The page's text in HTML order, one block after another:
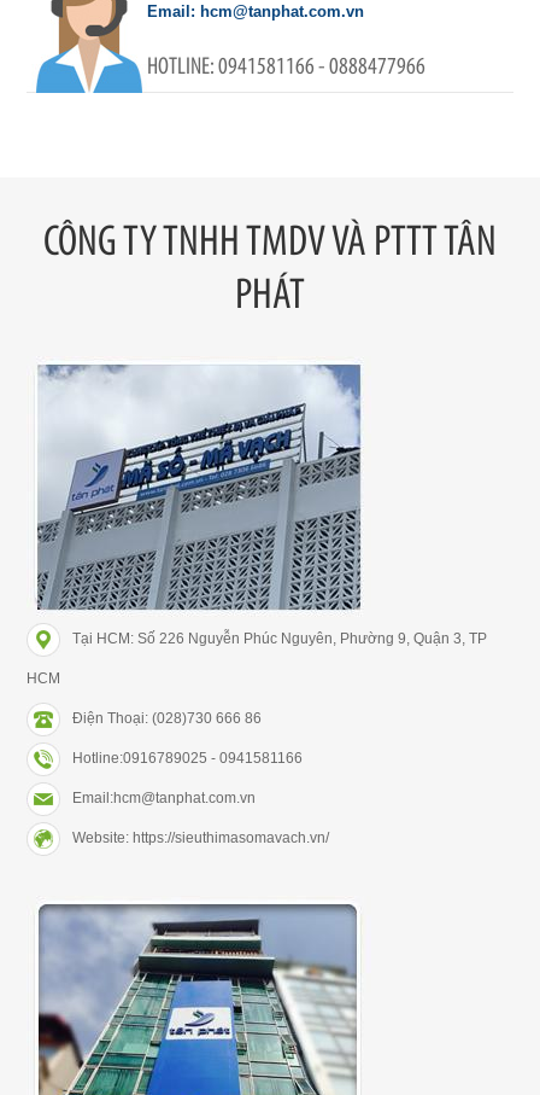
0941581166 - 0888477966
hcm@tanphat.com.vn
CÔNG TY TNHH TMDV VÀ PTTT TÂN
PHÁT
Tại HCM: Số 226 Nguyễn Phúc Nguyên, Phường 9, Quận 3, TP
HCM
Điện Thoại: (028)730 666 86
Hotline:0916789025 - 0941581166
Email:hcm@tanphat.com.vn
Website: https://sieuthimasomavach.vn/